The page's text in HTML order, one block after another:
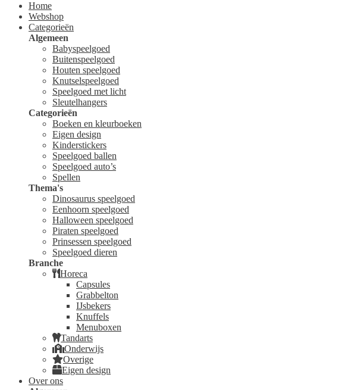
Home
Webshop
Categorieën
Algemeen
Babyspeelgoed
Buitenspeelgoed
Houten speelgoed
Knutselspeelgoed
Speelgoed met licht
Sleutelhangers
Categorieën
Boeken en kleurboeken
Eigen design
Kinderstickers
Speelgoed ballen
Speelgoed auto’s
Spellen
Thema's
Dinosaurus speelgoed
Eenhoorn speelgoed
Halloween speelgoed
Piraten speelgoed
Prinsessen speelgoed
Speelgoed dieren
Branche
Horeca
Capsules
Grabbelton
IJsbekers
Knuffels
Menuboxen
Tandarts
Onderwijs
Overige
Eigen design
Over ons